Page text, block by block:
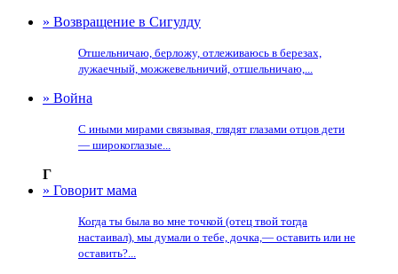
» Возвращение в Сигулду
Отшельничаю, берложу, отлеживаюсь в березах,
лужаечный, можжевельничий, отшельничаю,...
» Война
С иными мирами связывая, глядят глазами отцов дети
— широкоглазые...
Г
» Говорит мама
Когда ты была во мне точкой (отец твой тогда
настаивал), мы думали о тебе, дочка,— оставить или не
оставить?...